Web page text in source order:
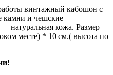
винтажный кабошон с
камни и чешские
натуральная кожа. Размер
месте) * 10 см.( высота по